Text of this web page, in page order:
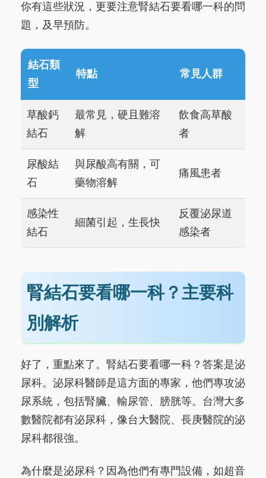
你有這些狀況，更要注意腎結石要看哪一科的問
題，及早預防。
結石類
型
特點 常見人群
草酸鈣
結石
最常見，硬且難溶
解
飲食高草酸
者
尿酸結
石
與尿酸高有關，可
藥物溶解
痛風患者
感染性
結石
細菌引起，生長快
反覆泌尿道
感染者
腎結石要看哪一科？主要科
別解析
好了，重點來了。腎結石要看哪一科？答案是泌
尿科。泌尿科醫師是這方面的專家，他們專攻泌
尿系統，包括腎臟、輸尿管、膀胱等。台灣大多
數醫院都有泌尿科，像台大醫院、長庚醫院的泌
尿科都很強。
為什麼是泌尿科？因為他們有專門設備，如超音